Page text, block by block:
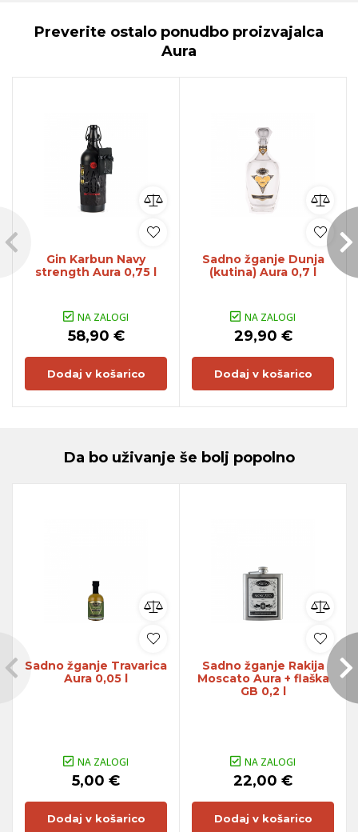
Preverite ostalo ponudbo proizvajalca
Aura
Gin Karbun Navy
strength Aura 0,75 l
NA ZALOGI
58,90 €
Dodaj v košarico
Sadno žganje Dunja
(kutina) Aura 0,7 l
NA ZALOGI
29,90 €
Dodaj v košarico
Da bo uživanje še bolj popolno
Sadno žganje Travarica
Aura 0,05 l
NA ZALOGI
5,00 €
Dodaj v košarico
Sadno žganje Rakija
Moscato Aura + flaška
GB 0,2 l
NA ZALOGI
22,00 €
Dodaj v košarico